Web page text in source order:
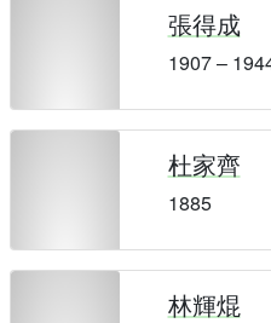
張得成
1907 –
杜家齊
1885
林輝焜